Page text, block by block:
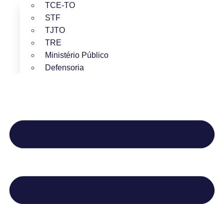
TCE-TO
STF
TJTO
TRE
Ministério Público
Defensoria